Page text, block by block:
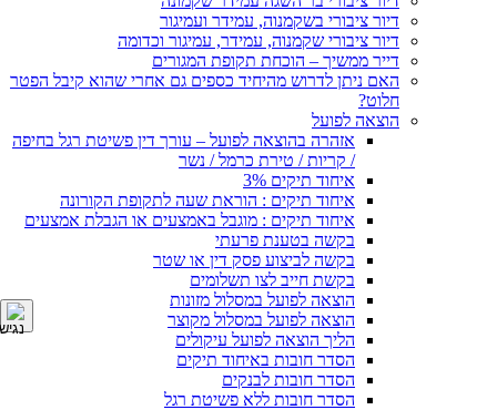
דיור ציבורי בשקמנוה, עמידר ועמיגור
דיור ציבורי שקמנוה, עמידר, עמיגור וכדומה
דייר ממשיך – הוכחת תקופת המגורים
האם ניתן לדרוש מהיחיד כספים גם אחרי שהוא קיבל הפטר
חלוט?
הוצאה לפועל
אזהרה בהוצאה לפועל – עורך דין פשיטת רגל בחיפה
/ קריות / טירת כרמל / נשר
איחוד תיקים 3%
איחוד תיקים : הוראת שעה לתקופת הקורונה
איחוד תיקים : מוגבל באמצעים או הגבלת אמצעים
בקשה בטענת פרעתי
בקשה לביצוע פסק דין או שטר
בקשת חייב לצו תשלומים
הוצאה לפועל במסלול מזונות
הוצאה לפועל במסלול מקוצר
הליך הוצאה לפועל עיקולים
הסדר חובות באיחוד תיקים
הסדר חובות לבנקים
הסדר חובות ללא פשיטת רגל